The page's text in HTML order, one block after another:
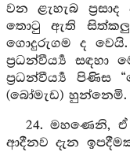
වන ළැහැබ
තොටු ඇති සිත්කලු
ගොදුරුගම ද වෙයි.
ප්‍රධන්වීර්‍ය්‍ය
ප්‍රධන්වීර්‍ය්‍ය
(බෝමැඩ) හුන්නෙමි.
24. මහණෙනි, ඒ
ආදීනව දැන